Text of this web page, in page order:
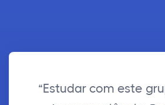
“Estudar com este